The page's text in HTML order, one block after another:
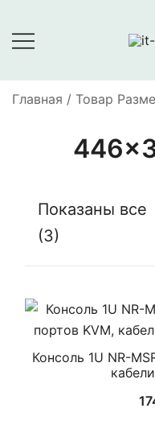
содержимому
Главная / Товар
Показаны все
(3)
Консоль 1U NR-